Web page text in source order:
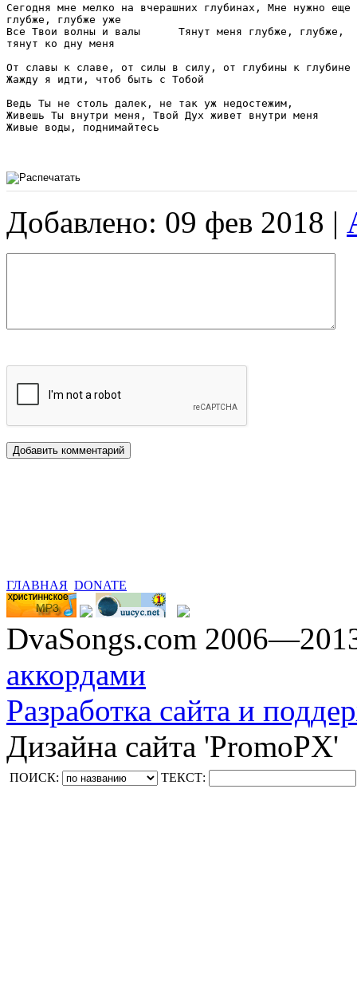
Сегодня мне мелко на вчерашних глубинах, Мне нужно еще
глубже, глубже уже
Все Твои волны и валы      Тянут меня глубже, глубже,
тянут ко дну меня
От славы к славе, от силы в силу, от глубины к глубине
Жажду я идти, чтоб быть с Тобой
Ведь Ты не столь далек, не так уж недостежим,
Живешь Ты внутри меня, Твой Дух живет внутри меня
Живые воды, поднимайтесь
Добавлено: 09 фев 2018 |
ГЛАВНАЯ DONATE
DvaSongs.com
аккордами
Разработка сайта и
Дизайна сайта 'PromoPX'
ПОИСК: ТЕКСТ: